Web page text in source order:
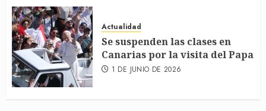
Actualidad
Se suspenden las clases en
Canarias por la visita del Papa
1 DE JUNIO DE 2026